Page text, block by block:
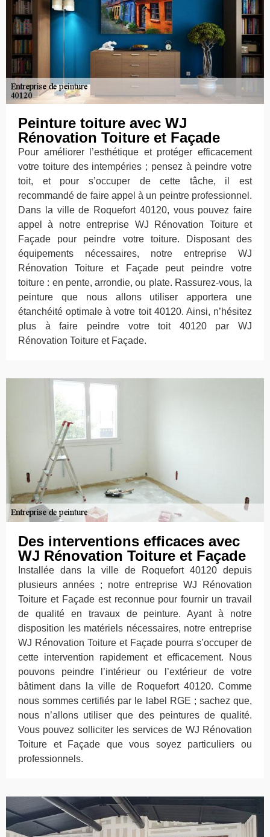
Peinture toiture avec WJ
Rénovation Toiture et Façade
Pour améliorer l’esthétique et protéger efficacement
votre toiture des intempéries ; pensez à peindre votre
toit, et pour s’occuper de cette tâche, il est
recommandé de faire appel à un peintre professionnel.
Dans la ville de Roquefort 40120, vous pouvez faire
appel à notre entreprise WJ Rénovation Toiture et
Façade pour peindre votre toiture. Disposant des
équipements nécessaires, notre entreprise WJ
Rénovation Toiture et Façade peut peindre votre
toiture : en pente, arrondie, ou plate. Rassurez-vous, la
peinture que nous allons utiliser apportera une
étanchéité optimale à votre toit 40120. Ainsi, n’hésitez
plus à faire peindre votre toit 40120 par WJ
Rénovation Toiture et Façade.
Des interventions efficaces avec
WJ Rénovation Toiture et Façade
Installée dans la ville de Roquefort 40120 depuis
plusieurs années ; notre entreprise WJ Rénovation
Toiture et Façade est reconnue pour fournir un travail
de qualité en travaux de peinture. Ayant à notre
disposition les matériels nécessaires, notre entreprise
WJ Rénovation Toiture et Façade pourra s’occuper de
cette intervention rapidement et efficacement. Nous
pouvons peindre l’intérieur ou l’extérieur de votre
bâtiment dans la ville de Roquefort 40120. Comme
nous sommes certifiés par le label RGE ; sachez que,
nous n’allons utiliser que des peintures de qualité.
Vous pouvez solliciter les services de WJ Rénovation
Toiture et Façade que vous soyez particuliers ou
professionnels.